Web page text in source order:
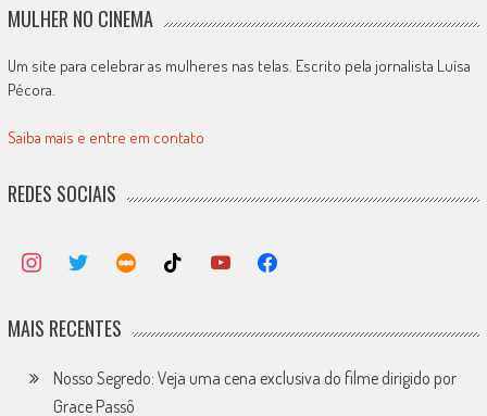
MULHER NO CINEMA
Um site para celebrar as mulheres nas telas. Escrito pela jornalista Luísa
Pécora.
Saiba mais e entre em contato
REDES SOCIAIS
MAIS RECENTES
Nosso Segredo: Veja uma cena exclusiva do filme dirigido por
Grace Passô